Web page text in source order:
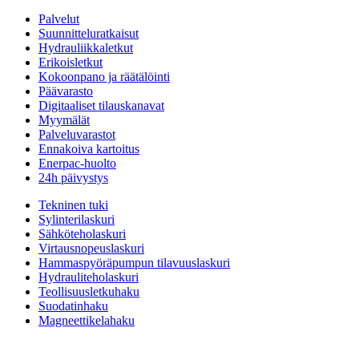
Palvelut
Suunnitteluratkaisut
Hydrauliikkaletkut
Erikoisletkut
Kokoonpano ja räätälöinti
Päävarasto
Digitaaliset tilauskanavat
Myymälät
Palveluvarastot
Ennakoiva kartoitus
Enerpac-huolto
24h päivystys
Tekninen tuki
Sylinterilaskuri
Sähköteholaskuri
Virtausnopeuslaskuri
Hammaspyöräpumpun tilavuuslaskuri
Hydrauliteholaskuri
Teollisuusletkuhaku
Suodatinhaku
Magneettikelahaku